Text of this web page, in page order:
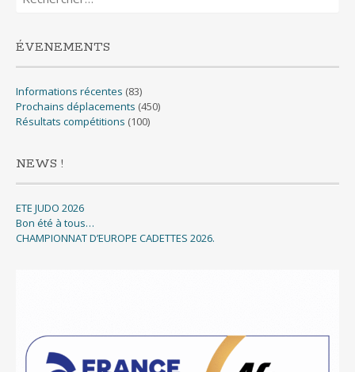
ÉVENEMENTS
Informations récentes (83)
Prochains déplacements (450)
Résultats compétitions (100)
NEWS !
ETE JUDO 2026
Bon été à tous…
CHAMPIONNAT D’EUROPE CADETTES 2026.